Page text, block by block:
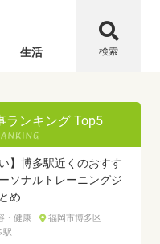
生活 検索
ランキング Top5
い】博多駅近くのおすす
ソナルトレーニングジ
め
・健康
福岡市博多区
駅